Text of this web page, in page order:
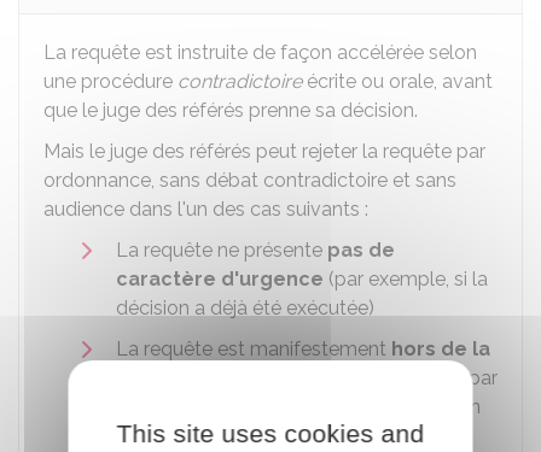
La requête est instruite de façon accélérée selon
une procédure contradictoireécrite ou orale, avant
que le juge des référés prenne sa décision.
Mais le juge des référés peut rejeter la requête par
ordonnance, sans débat contradictoire et sans
audience dans l'un des cas suivants :
La requête ne présente pas de
caractère d'urgence (par exemple, si la
décision a déjà été exécutée)
La requête est manifestement hors de la
(par
exemple, si la contestation de la décision
doit être portée devant le tribunal
This site uses cookies and